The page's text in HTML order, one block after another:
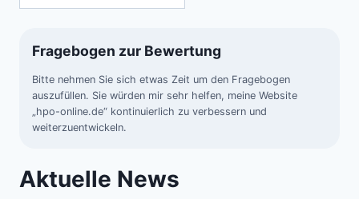
Fragebogen zur Bewertung
Bitte nehmen Sie sich etwas Zeit um den Fragebogen
auszufüllen. Sie würden mir sehr helfen, meine Website
„hpo-online.de“ kontinuierlich zu verbessern und
weiterzuentwickeln.
Aktuelle News